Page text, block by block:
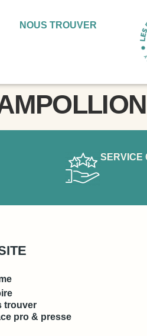
NOUS TROUVER
SERVICE
trouver
pro & presse